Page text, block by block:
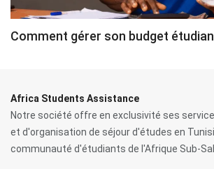
Comment gérer son budget
Africa Students Assistance
Notre société offre en exclusivité ses
et d'organisation de séjour d'études en
communauté d'étudiants de l'Afrique Sub-